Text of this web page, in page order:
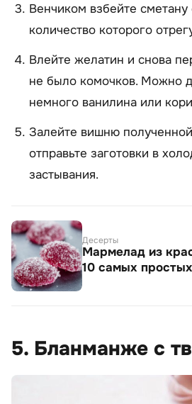
Венчиком взбейте сметану
количество которого
Влейте желатин и снова
не было комочков. Можно
немного ванилина или
Залейте вишню
отправьте заготовки в
застывания.
Десерты
Мармелад из
10 самых
5. Бланманже с